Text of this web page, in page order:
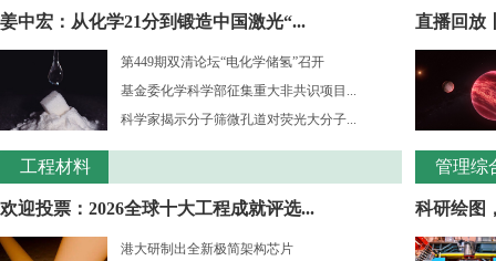
姜中宏：从化学21分到锻造中国激光“...
第449期双清论坛“电化学储氢”召开
基金委化学科学部征集重大非共识项目...
科学家揭示分子筛微孔道对荧光大分子...
工程材料
欢迎投票：2026全球十大工程成就评选...
港大研制出全新极简架构芯片
直播回放
管理综
科研绘图